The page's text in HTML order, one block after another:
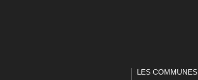
LES COMMUNES